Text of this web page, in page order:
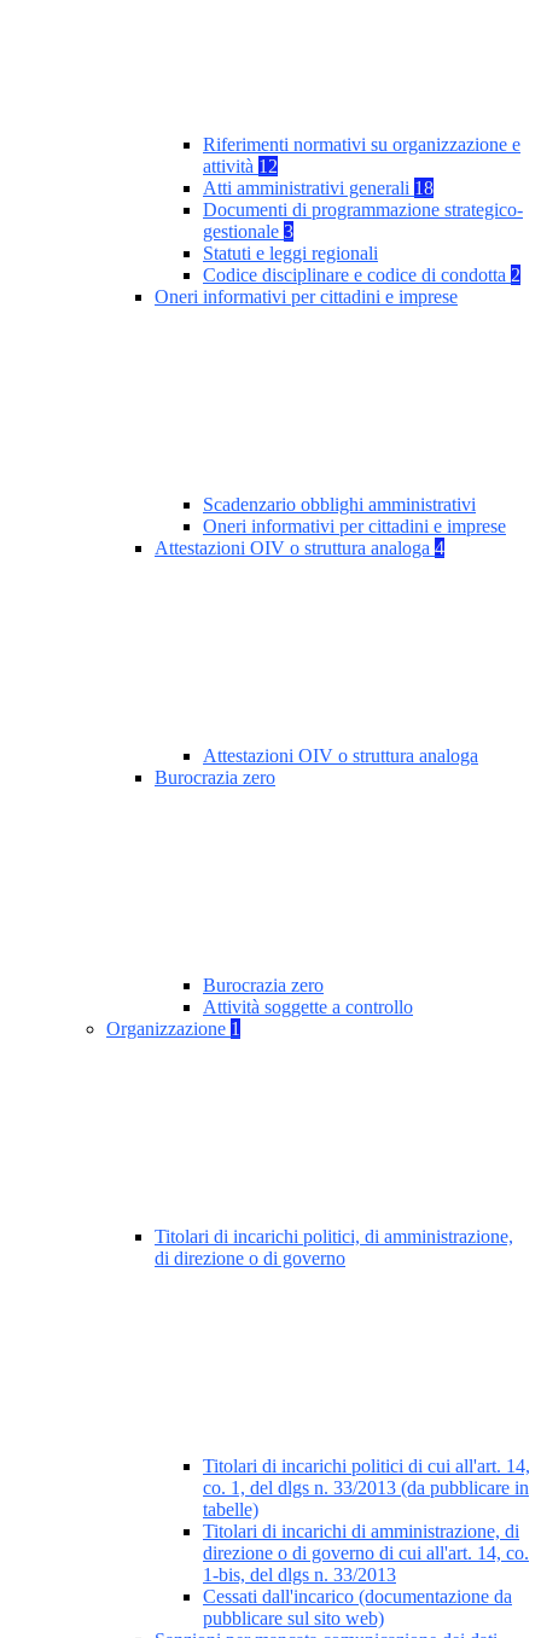
Riferimenti normativi su organizzazione e
attività 12
Atti amministrativi generali 18
Documenti di programmazione strategico-
gestionale 3
Statuti e leggi regionali
Codice disciplinare e codice di condotta 2
Oneri informativi per cittadini e imprese
Scadenzario obblighi amministrativi
Oneri informativi per cittadini e imprese
Attestazioni OIV o struttura analoga 4
Attestazioni OIV o struttura analoga
Burocrazia zero
Burocrazia zero
Attività soggette a controllo
Organizzazione 1
Titolari di incarichi politici, di amministrazione,
di direzione o di governo
Titolari di incarichi politici di cui all'art. 14,
co. 1, del dlgs n. 33/2013 (da pubblicare in
tabelle)
Titolari di incarichi di amministrazione, di
direzione o di governo di cui all'art. 14, co.
1-bis, del dlgs n. 33/2013
Cessati dall'incarico (documentazione da
pubblicare sul sito web)